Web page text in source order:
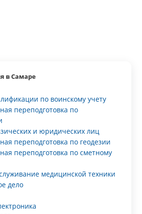
в Самаре
по воинскому учету
переподготовка по
и юридических лиц
переподготовка по геодезии
переподготовка по сметному
медицинской техники
дело